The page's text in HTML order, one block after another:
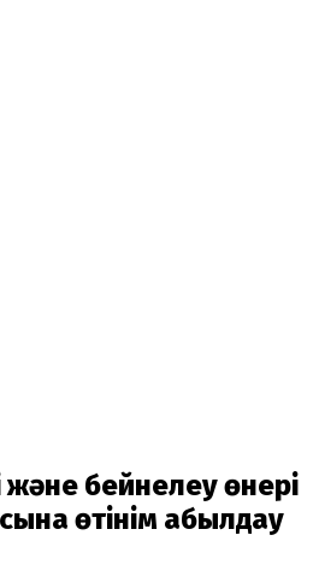
және бейнелеу өнері
өтінім қабылдау